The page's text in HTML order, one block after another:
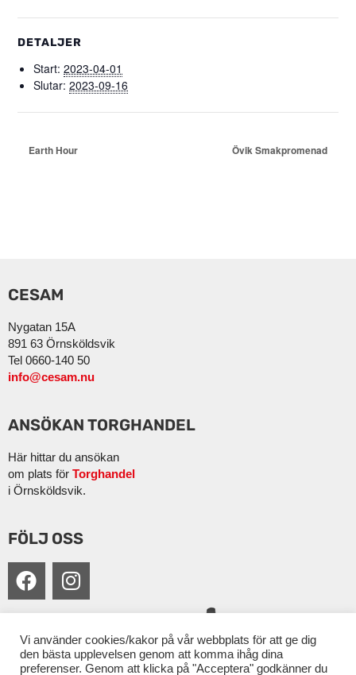
DETALJER
Start: 2023-04-01
Slutar: 2023-09-16
Earth Hour Övik Smakpromenad
CESAM
Nygatan 15A
891 63 Örnsköldsvik
Tel 0660-140 50
info@cesam.nu
ANSÖKAN TORGHANDEL
Här hittar du ansökan
om plats för Torghandel
i Örnsköldsvik.
FÖLJ OSS
Vi använder cookies/kakor på vår webbplats för att ge dig
den bästa upplevelsen genom att komma ihåg dina
preferenser. Genom att klicka på "Acceptera" godkänner du